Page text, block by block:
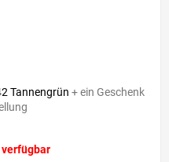
Tannengrün + ein Geschenk